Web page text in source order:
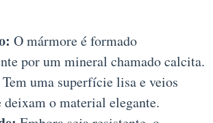
O mármore é formado
por um mineral chamado calcita.
Tem uma superfície lisa e veios
deixam o material elegante.